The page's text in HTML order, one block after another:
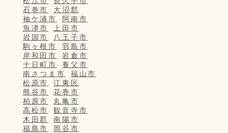
石巻市
大沼郡
袖ケ浦市
阿南市
魚津市
上田市
岩国市
八王子市
駒ヶ根市
羽島市
岸和田市
岩倉市
十日町市
養父市
南さつま市
福山市
松原市
江東区
熊谷市
花巻市
柏原市
丸亀市
高松市
観音寺市
木田郡
南陽市
福島市
岡谷市